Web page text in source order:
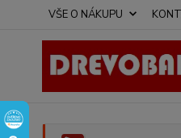
VŠE O NÁKUPU